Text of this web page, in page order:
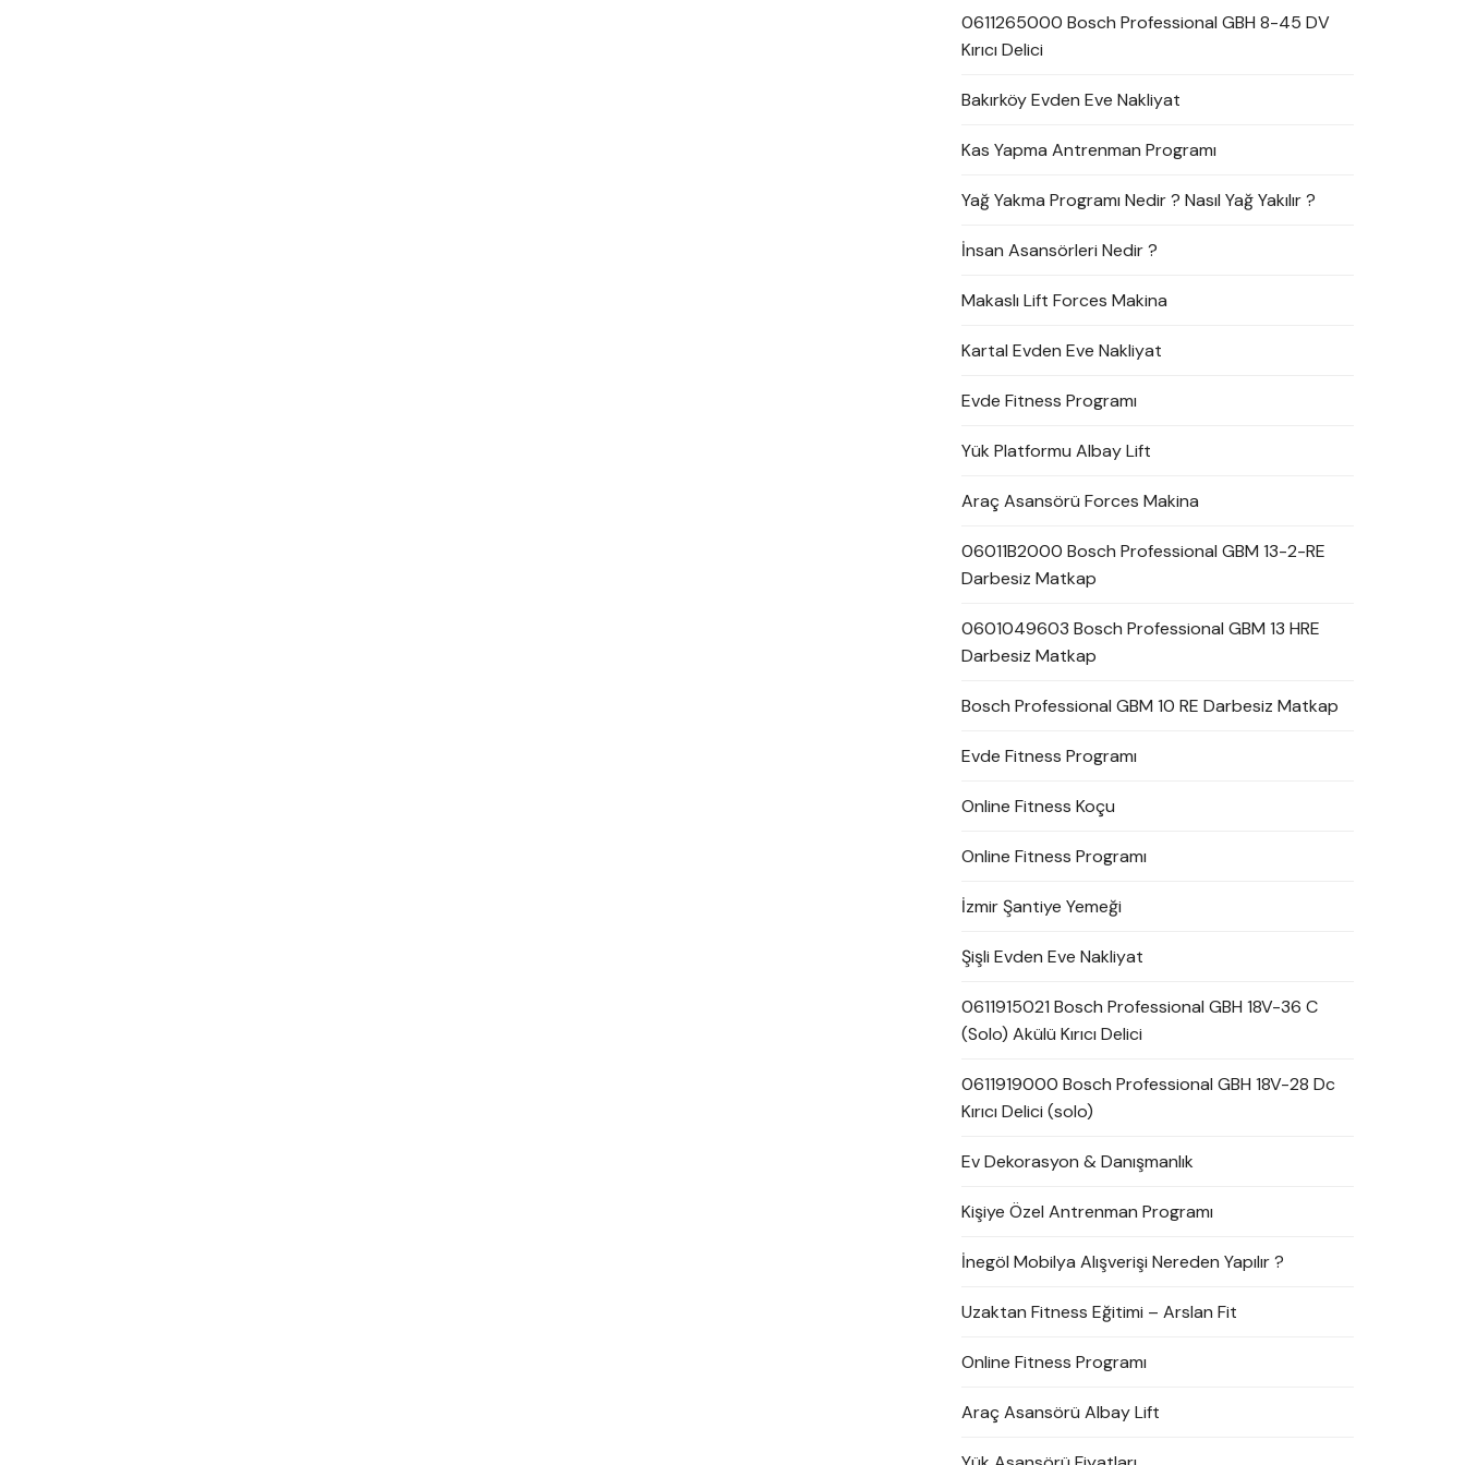
0611265000 Bosch Professional GBH 8-45 DV
Kırıcı Delici
Bakırköy Evden Eve Nakliyat
Kas Yapma Antrenman Programı
Yağ Yakma Programı Nedir ? Nasıl Yağ Yakılır ?
İnsan Asansörleri Nedir ?
Makaslı Lift Forces Makina
Kartal Evden Eve Nakliyat
Evde Fitness Programı
Yük Platformu Albay Lift
Araç Asansörü Forces Makina
06011B2000 Bosch Professional GBM 13-2-RE
Darbesiz Matkap
0601049603 Bosch Professional GBM 13 HRE
Darbesiz Matkap
Bosch Professional GBM 10 RE Darbesiz Matkap
Evde Fitness Programı
Online Fitness Koçu
Online Fitness Programı
İzmir Şantiye Yemeği
Şişli Evden Eve Nakliyat
0611915021 Bosch Professional GBH 18V-36 C
(Solo) Akülü Kırıcı Delici
0611919000 Bosch Professional GBH 18V-28 Dc
Kırıcı Delici (solo)
Ev Dekorasyon & Danışmanlık
Kişiye Özel Antrenman Programı
İnegöl Mobilya Alışverişi Nereden Yapılır ?
Uzaktan Fitness Eğitimi – Arslan Fit
Online Fitness Programı
Araç Asansörü Albay Lift